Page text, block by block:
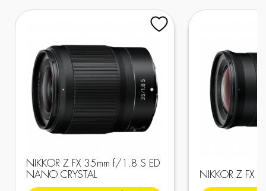
NIKKOR Z FX 35mm f/1.8 S ED
NANO CRYSTAL
NIKKOR Z FX